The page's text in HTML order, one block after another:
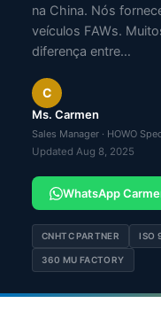
na China. Nós
veículos FAWs.
diferença entre…
C
Ms. Carmen
Sales Manager · HOWO
Updated Aug 8, 2025
WhatsApp
CNHTC PARTNER ISO
360 MU FACTORY